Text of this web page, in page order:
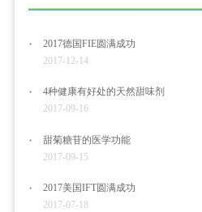
2017德国FIE圆满成功
2017-12-14
4种健康有好处的天然甜味剂
2017-09-16
甜菊糖苷的医学功能
2017-09-15
2017美国IFT圆满成功
2017-07-18